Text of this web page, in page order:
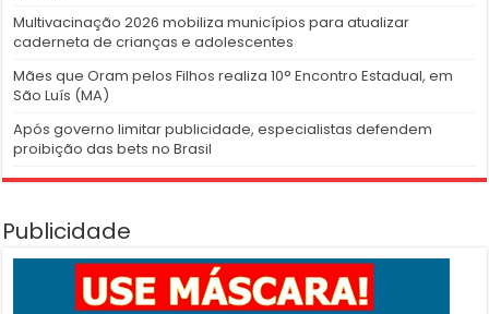
Multivacinação 2026 mobiliza municípios para atualizar
caderneta de crianças e adolescentes
Mães que Oram pelos Filhos realiza 10° Encontro Estadual, em
São Luís (MA)
Após governo limitar publicidade, especialistas defendem
proibição das bets no Brasil
Publicidade